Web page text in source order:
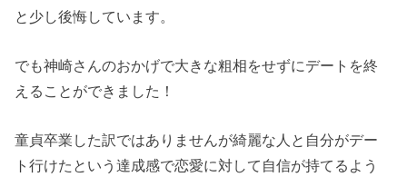
と少し後悔しています。
でも神崎さんのおかげで大きな粗相をせずにデートを終
えることができました！
童貞卒業した訳ではありませんが綺麗な人と自分がデー
ト行けたという達成感で恋愛に対して自信が持てるよう